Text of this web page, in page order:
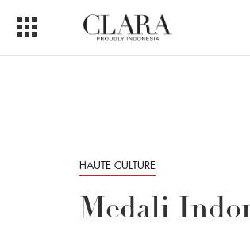
HAUTE CULTURE
Medali